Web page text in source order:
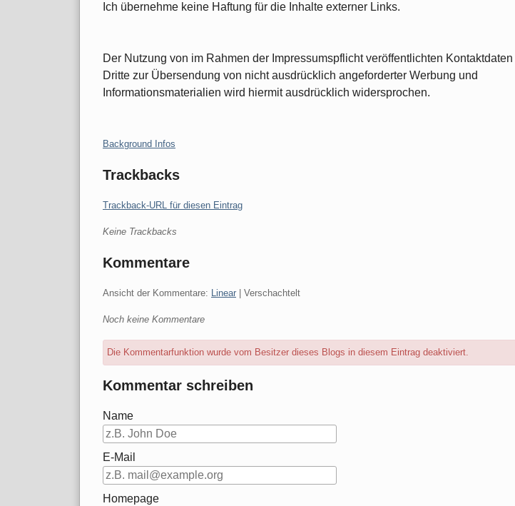
Ich übernehme keine Haftung für die Inhalte externer Links.
Der Nutzung von im Rahmen der Impressumspflicht veröffentlichten Kontaktdaten
Dritte zur Übersendung von nicht ausdrücklich angeforderter Werbung und
Informationsmaterialien wird hiermit ausdrücklich widersprochen.
Kategorien:
Background Infos
Trackbacks
Trackback-URL für diesen Eintrag
Keine Trackbacks
Kommentare
Ansicht der Kommentare: Linear | Verschachtelt
Noch keine Kommentare
Die Kommentarfunktion wurde vom Besitzer dieses Blogs in diesem Eintrag deaktiviert.
Kommentar schreiben
Name
E-Mail
Homepage